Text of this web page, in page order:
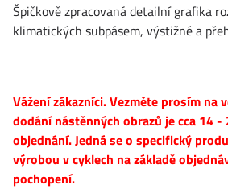
Špičkově zpracovaná detailní grafika
klimatických subpásem, výstižné a
Vážení zákazníci. Vezměte prosím na
dodání nástěnných obrazů je cca 14
objednání. Jedná se o specifický
výrobou v cyklech na základě
pochopení.